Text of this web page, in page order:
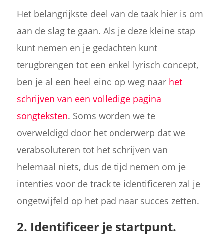
Het belangrijkste deel van de taak hier is om
aan de slag te gaan. Als je deze kleine stap
kunt nemen en je gedachten kunt
terugbrengen tot een enkel lyrisch concept,
ben je al een heel eind op weg naar het
schrijven van een volledige pagina
songteksten. Soms worden we te
overweldigd door het onderwerp dat we
verabsoluteren tot het schrijven van
helemaal niets, dus de tijd nemen om je
intenties voor de track te identificeren zal je
ongetwijfeld op het pad naar succes zetten.
2. Identificeer je startpunt.